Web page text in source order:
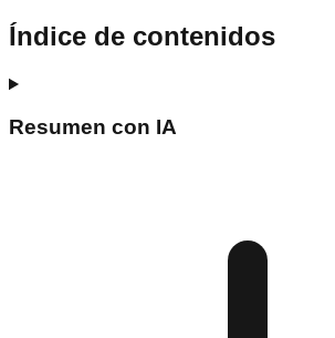
Índice de contenidos
Resumen con IA